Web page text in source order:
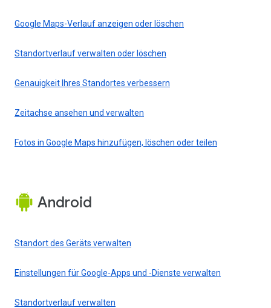
Google Maps-Verlauf anzeigen oder löschen
Standortverlauf verwalten oder löschen
Genauigkeit Ihres Standortes verbessern
Zeitachse ansehen und verwalten
Fotos in Google Maps hinzufügen, löschen oder teilen
Android
Standort des Geräts verwalten
Einstellungen für Google-Apps und -Dienste verwalten
Standortverlauf verwalten